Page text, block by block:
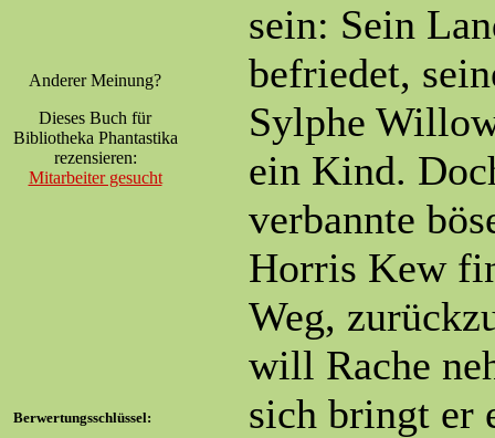
Anderer Meinung?
Dieses Buch für
Bibliotheka Phantastika
rezensieren:
Mitarbeiter gesucht
Berwertungsschlüssel:
sein: Sein
befriedet,
Sylphe
ein Kind.
verbannte
Horris Kew
Weg,
will Rache
sich bringt er